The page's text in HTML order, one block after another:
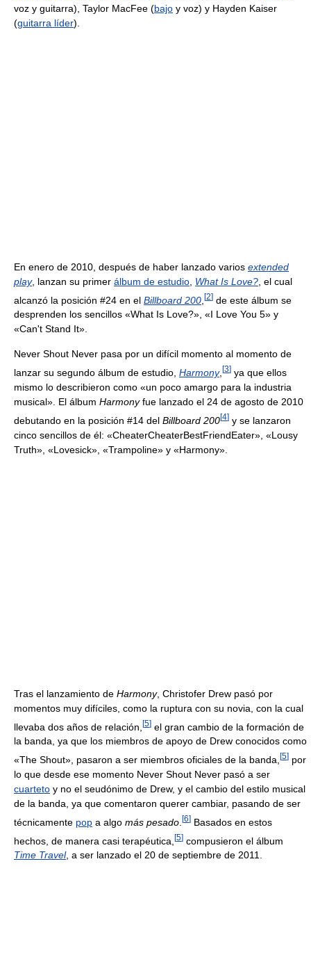
voz y guitarra), Taylor MacFee (bajo y voz) y Hayden Kaiser
(guitarra líder).
En enero de 2010, después de haber lanzado varios extended
play, lanzan su primer álbum de estudio What Is Love? , el cual
alcanzó la posición #24 en el Billboard 200 [2] de este álbum se
desprenden los sencillos «What Is Love?», «I Love You 5» y
«Can't Stand It».
Never Shout Never pasa por un difícil momento al momento de
lanzar su segundo álbum de estudio, Harmony, [3] ya que ellos
mismo lo describieron como «un poco amargo para la industria
musical». El álbum Harmonyfue lanzado el 24 de agosto de 2010
debutando en la posición #14 del Billboard 200[4] y se lanzaron
cinco sencillos de él: «CheaterCheaterBestFriendEater», «Lousy
Truth», «Lovesick», «Trampoline» y «Harmony».
Tras el lanzamiento de Harmony, Christofer Drew pasó por
momentos muy difíciles, como la ruptura con su novia, con la cual
llevaba dos años de relación, [5] el gran cambio de la formación de
la banda, ya que los miembros de apoyo de Drew conocidos como
«The Shout», pasaron a ser miembros oficiales de la banda, [5] por
lo que desde ese momento Never Shout Never pasó a ser
cuarteto y no el seudónimo de Drew, y el cambio del estilo musical
de la banda, ya que comentaron querer cambiar, pasando de ser
técnicamente pop a algo más pesado [6] Basados en estos
hechos, de manera casi terapéutica, [5] compusieron el álbum
Time Travel, a ser lanzado el 20 de septiembre de 2011.